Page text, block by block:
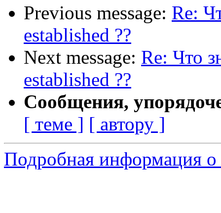
Previous message: Re:
established ??
Next message: Re: Что
established ??
Сообщения,
[ теме ] [ автору ]
Подробная информация